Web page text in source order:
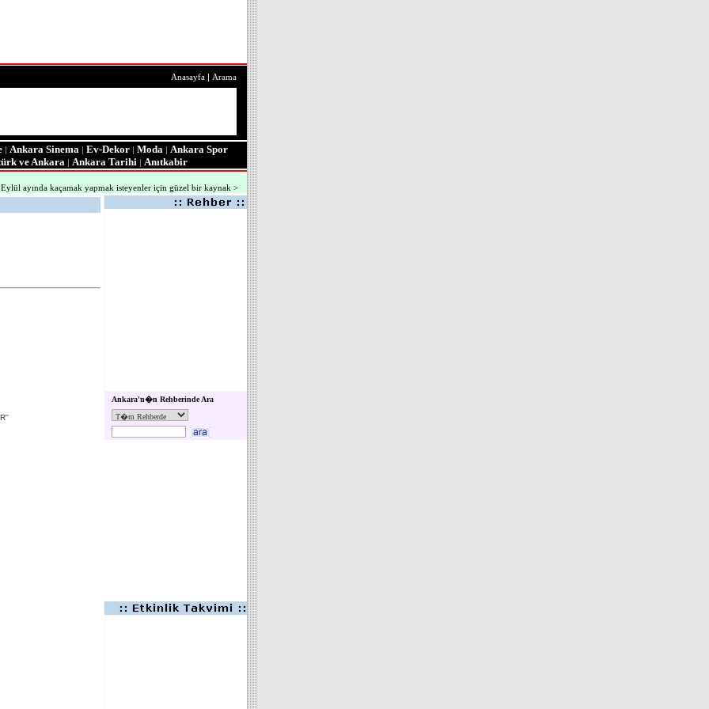
Anasayfa | Arama
| Ankara Sinema | Ev-Dekor| Moda | Ankara Spor
ve Ankara | Ankara Tarihi | Anıtkabir
ayında kaçamak yapmak isteyenler için güzel bir kaynak >
Ankara'n�n Rehberinde Ara